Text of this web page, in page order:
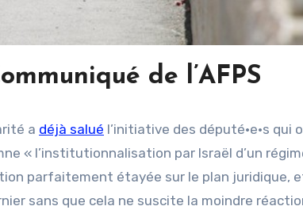
de l’AFPS
a déjà salué l’initiative des député·e·s qui
« l’institutionnalisation par Israël d’un
parfaitement étayée sur le plan juridique,
sans que cela ne suscite la moindre